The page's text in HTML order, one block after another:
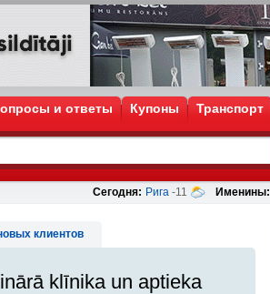
и ответы Купоны Транспорт
Сегодня: Рига -11 Именины:
клиентов
klīnika un aptieka